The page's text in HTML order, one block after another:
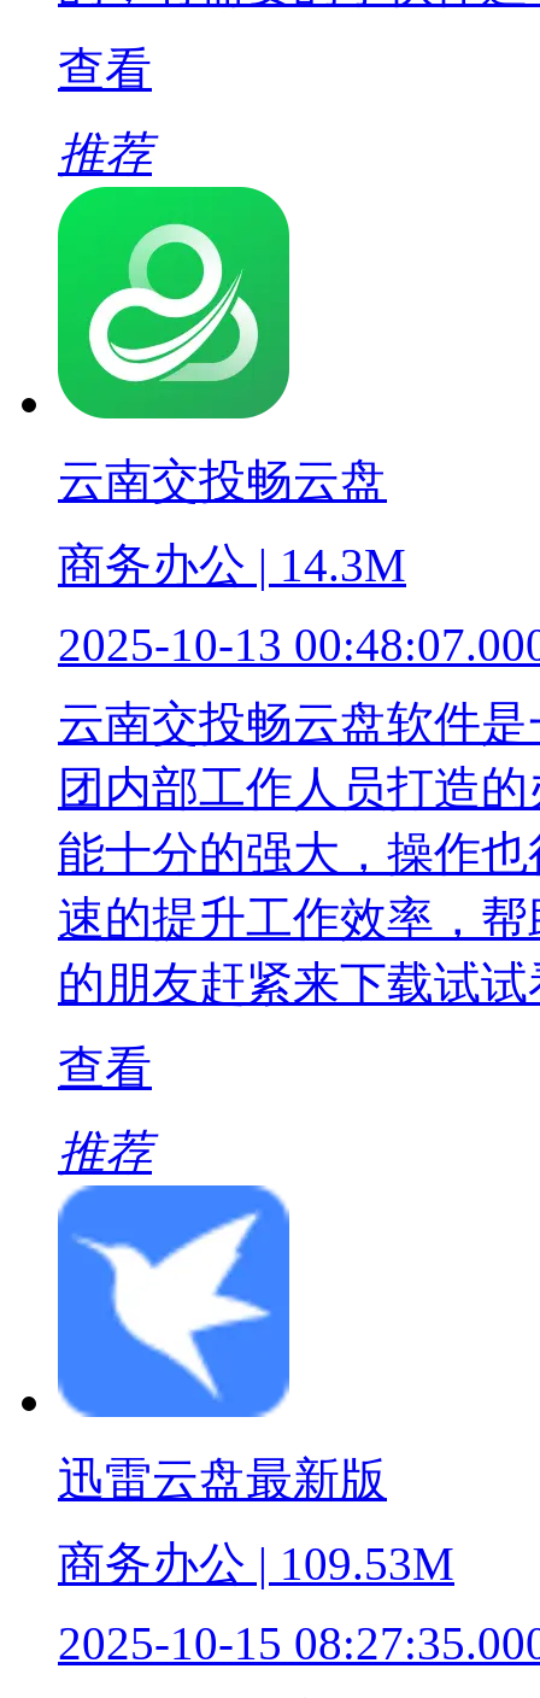
查看
推荐
云南交投畅云盘
商务办公 | 14.3M
2025-10-13
云南交投畅云盘软件
团内部工作人员打造
能十分的强大，操作
速的提升工作效率，
的朋友赶紧来下载试
查看
推荐
迅雷云盘最新版
商务办公 | 109.53M
2025-10-15